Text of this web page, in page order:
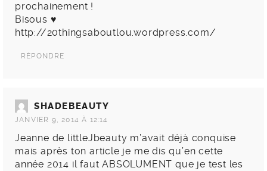
prochainement !
Bisous ♥
http://20thingsaboutlou.wordpress.com/
RÉPONDRE
SHADEBEAUTY
JANVIER 9, 2014 À 12:14
Jeanne de littleJbeauty m’avait déjà conquise
mais après ton article je me dis qu’en cette
année 2014 il faut ABSOLUMENT que je test les